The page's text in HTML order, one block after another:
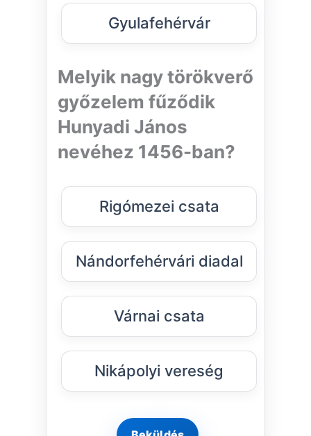
Gyulafehérvár
Melyik nagy törökverő
győzelem fűződik
Hunyadi János
nevéhez 1456-ban?
Rigómezei csata
Nándorfehérvári diadal
Várnai csata
Nikápolyi vereség